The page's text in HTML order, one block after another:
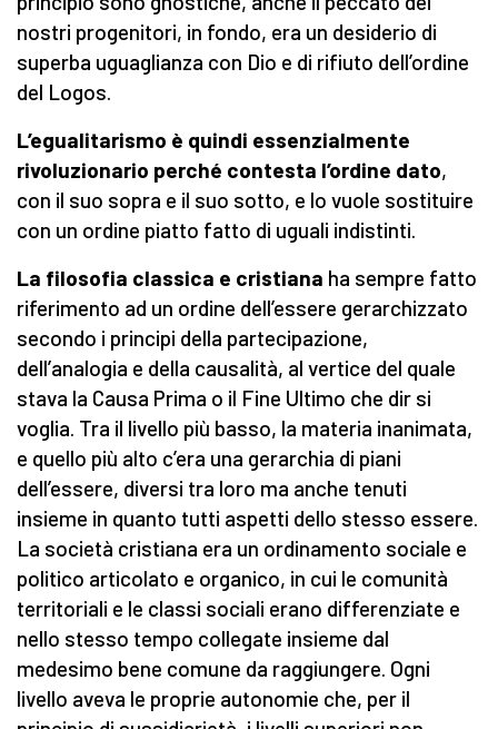
nostri progenitori, in fondo, era un desiderio di
superba uguaglianza con Dio e di rifiuto dell’ordine
del Logos.
L’egualitarismo è quindi essenzialmente
rivoluzionario perché contesta l’ordine dato,
con il suo sopra e il suo sotto, e lo vuole sostituire
con un ordine piatto fatto di uguali indistinti.
La filosofia classica e cristiana ha sempre fatto
riferimento ad un ordine dell’essere gerarchizzato
secondo i principi della partecipazione,
dell’analogia e della causalità, al vertice del quale
stava la Causa Prima o il Fine Ultimo che dir si
voglia. Tra il livello più basso, la materia inanimata,
e quello più alto c’era una gerarchia di piani
dell’essere, diversi tra loro ma anche tenuti
insieme in quanto tutti aspetti dello stesso essere.
La società cristiana era un ordinamento sociale e
politico articolato e organico, in cui le comunità
territoriali e le classi sociali erano differenziate e
nello stesso tempo collegate insieme dal
medesimo bene comune da raggiungere. Ogni
livello aveva le proprie autonomie che, per il